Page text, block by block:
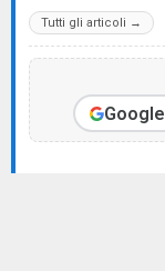
Tutti gli articoli →
Google